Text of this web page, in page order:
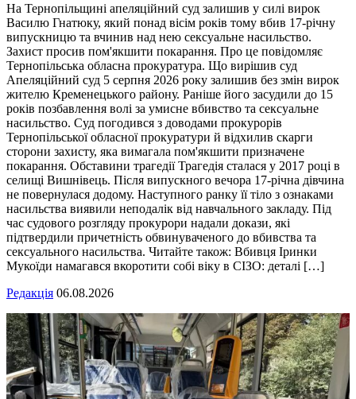
На Тернопільщині апеляційний суд залишив у силі вирок
Василю Гнатюку, який понад вісім років тому вбив 17-річну
випускницю та вчинив над нею сексуальне насильство.
Захист просив пом'якшити покарання. Про це повідомляє
Тернопільська обласна прокуратура. Що вирішив суд
Апеляційний суд 5 серпня 2026 року залишив без змін вирок
жителю Кременецького району. Раніше його засудили до 15
років позбавлення волі за умисне вбивство та сексуальне
насильство. Суд погодився з доводами прокурорів
Тернопільської обласної прокуратури й відхилив скарги
сторони захисту, яка вимагала пом'якшити призначене
покарання. Обставини трагедії Трагедія сталася у 2017 році в
селищі Вишнівець. Після випускного вечора 17-річна дівчина
не повернулася додому. Наступного ранку її тіло з ознаками
насильства виявили неподалік від навчального закладу. Під
час судового розгляду прокурори надали докази, які
підтвердили причетність обвинуваченого до вбивства та
сексуального насильства. Читайте також: Вбивця Іринки
Мукоїди намагався вкоротити собі віку в СІЗО: деталі […]
Редакція 06.08.2026